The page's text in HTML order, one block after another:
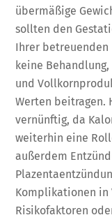
übermäßige
sollten den
Ihrer betreuenden
keine
und
Werten beitragen.
vernünftig, da
weiterhin eine
außerdem
Komplikationen in
Risikofaktoren